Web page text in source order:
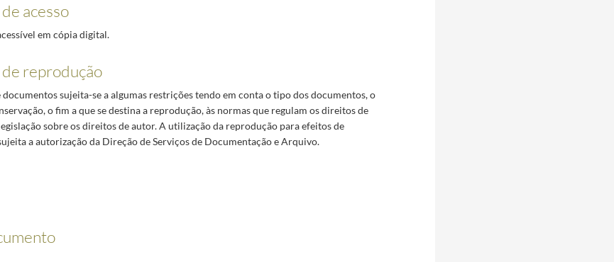
acesso
em cópia digital.
reprodução
sujeita-se a algumas restrições tendo em conta o tipo dos documentos, o
o fim a que se destina a reprodução, às normas que regulam os direitos de
sobre os direitos de autor. A utilização da reprodução para efeitos de
a autorização da Direção de Serviços de Documentação e Arquivo.